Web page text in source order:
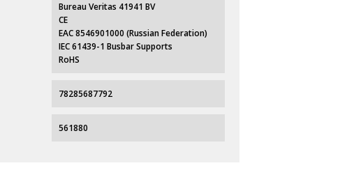
Bureau Veritas 41941 BV
CE
EAC 8546901000 (Russian Federation)
IEC 61439-1 Busbar Supports
RoHS
78285687792
561880